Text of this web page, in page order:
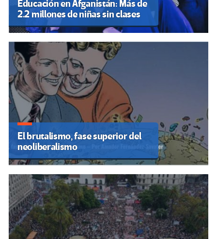
Educación en Afganistán: Más de
2.2 millones de niñas sin clases
El brutalismo, fase superior del
neoliberalismo